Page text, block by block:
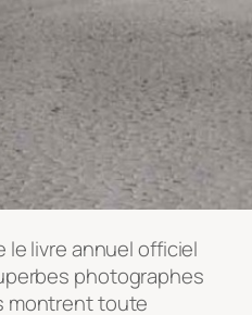
le livre annuel officiel
photographes
montrent toute